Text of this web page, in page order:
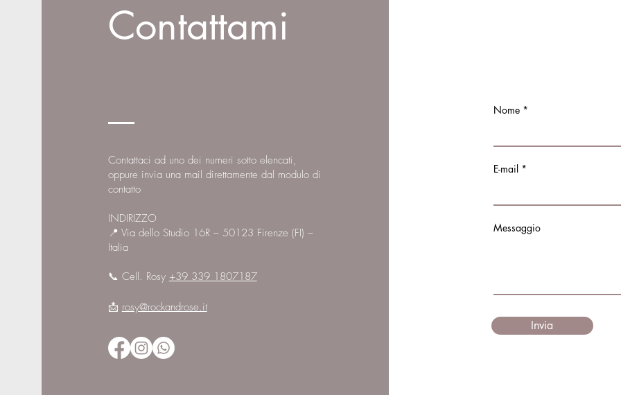
Contattami
Contattaci ad uno dei numeri sotto elencati,
oppure invia una mail direttamente dal modulo di
contatto
INDIRIZZO
📍 Via dello Studio 16R – 50123 Firenze (FI) –
Italia
​📞 Cell. Rosy +39 339 1807187
📩 rosy@rockandrose.it
Nome
E-mail
Messaggio
Invia